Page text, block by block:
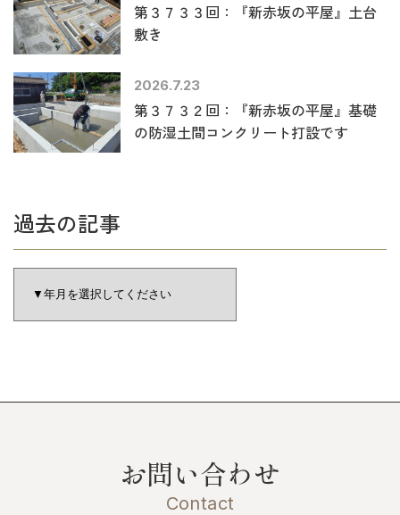
第３７３３回：『新赤坂の平屋』土台
敷き
2026.7.23
第３７３２回：『新赤坂の平屋』基礎
の防湿土間コンクリート打設です
過去の記事
お問い合わせ
Contact